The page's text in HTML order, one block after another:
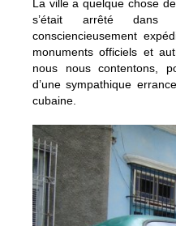
La ville a quelque chose
s’était arrêté dans
consciencieusement
monuments officiels et
nous nous contentons,
d’une sympathique
cubaine.